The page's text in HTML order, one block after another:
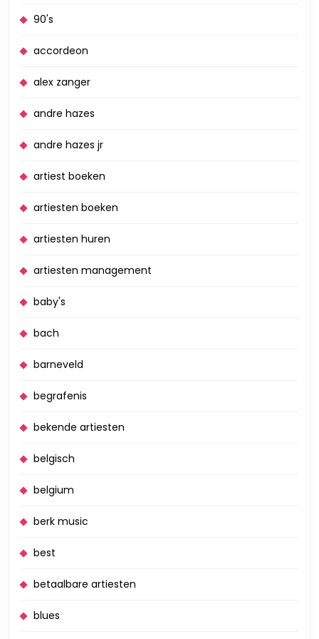
90's
accordeon
alex zanger
andre hazes
andre hazes jr
artiest boeken
artiesten boeken
artiesten huren
artiesten management
baby's
bach
barneveld
begrafenis
bekende artiesten
belgisch
belgium
berk music
best
betaalbare artiesten
blues